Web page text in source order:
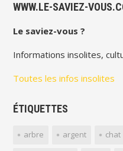
WWW.LE-SAVIEZ-
Le saviez-vous ?
Informations insolites,
Toutes les infos insolites
ÉTIQUETTES
arbre argent chat